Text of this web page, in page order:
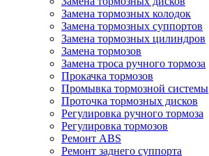
Замена тормозных колодок
Замена тормозных суппортов
Замена тормозных цилиндров
Замена тормозов
Замена троса ручного тормоза
Прокачка тормозов
Промывка тормозной системы
Проточка тормозных дисков
Регулировка ручного тормоза
Регулировка тормозов
Ремонт ABS
Ремонт заднего суппорта